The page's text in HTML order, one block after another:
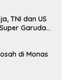
TNI dan US
Garuda
di Monas